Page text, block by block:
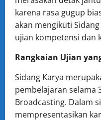
karena rasa gugup
akan mengikuti
ujian kompetensi dan
Rangkaian Ujian
Sidang Karya
pembelajaran selama
Broadcasting. Dalam
mempresentasikan